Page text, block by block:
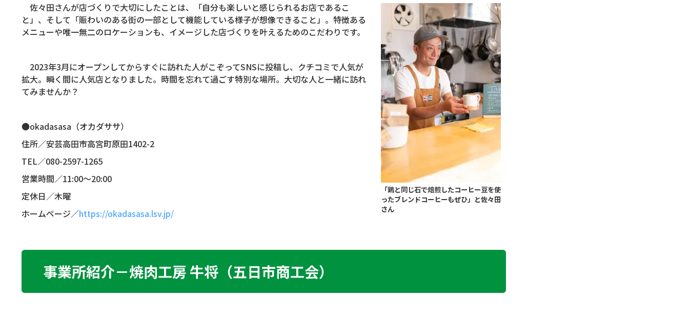
「鶏と同じ石で焙煎したコーヒー豆を使
ったブレンドコーヒーもぜひ」と佐々田
さん
佐々田さんが店づくりで大切にしたことは、「自分も楽しいと感じられるお店であるこ
と」、そして「賑わいのある街の一部として機能している様子が想像できること」。特徴ある
メニューや唯一無二のロケーションも、イメージした店づくりを叶えるためのこだわりです。
2023年3月にオープンしてからすぐに訪れた人がこぞってSNSに投稿し、クチコミで人気が
拡大。瞬く間に人気店となりました。時間を忘れて過ごす特別な場所。大切な人と一緒に訪れ
てみませんか？
●okadasasa （オカダササ）
住所／安芸高田市高宮町原田1402-2
TEL／080-2597-1265
営業時間／11:00～20:00
定休日／木曜
ホームページ／https://okadasasa.lsv.jp/
事業所紹介－焼肉工房 牛将（五日市商工会）